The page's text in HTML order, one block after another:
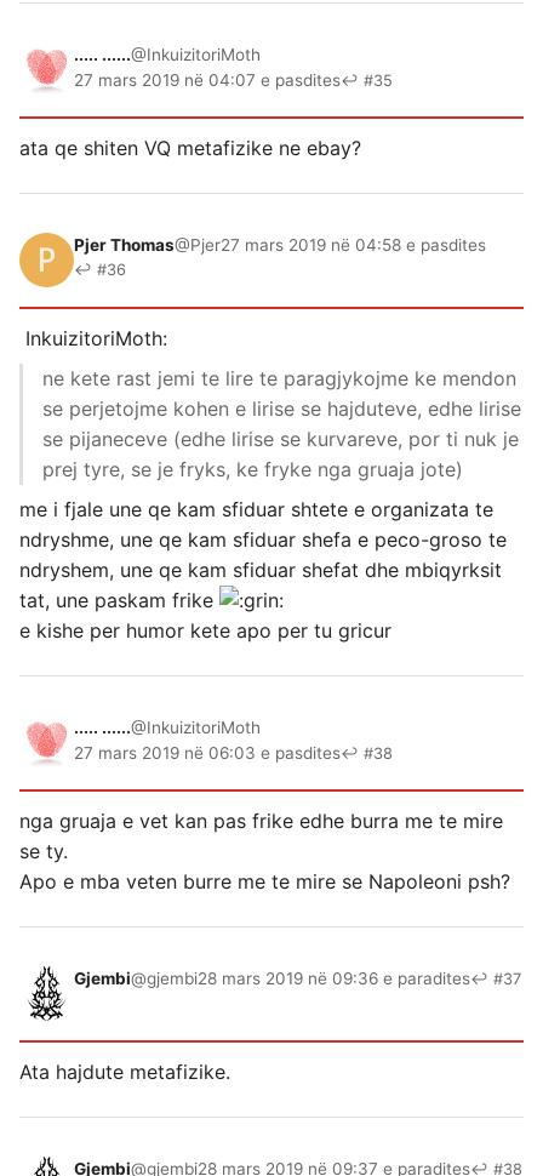
..... ......@InkuizitoriMoth
27 mars 2019 në 04:07 e pasdites↩ #35
ata qe shiten VQ metafizike ne ebay?
Pjer Thomas@Pjer27 mars 2019 në 04:58 e pasdites
↩ #36
InkuizitoriMoth:
ne kete rast jemi te lire te paragjykojme ke mendon
se perjetojme kohen e lirise se hajduteve, edhe lirise
se pijaneceve (edhe lirise se kurvareve, por ti nuk je
prej tyre, se je fryks, ke fryke nga gruaja jote)
me i fjale une qe kam sfiduar shtete e organizata te
ndryshme, une qe kam sfiduar shefa e peco-groso te
ndryshem, une qe kam sfiduar shefat dhe mbiqyrksit
tat, une paskam frike
e kishe per humor kete apo per tu gricur
..... ......@InkuizitoriMoth
27 mars 2019 në 06:03 e pasdites↩ #38
nga gruaja e vet kan pas frike edhe burra me te mire
se ty.
Apo e mba veten burre me te mire se Napoleoni psh?
Gjembi@gjembi28 mars 2019 në 09:36 e paradites↩ #37
Ata hajdute metafizike.
Gjembi@gjembi28 mars 2019 në 09:37 e paradites↩ #38